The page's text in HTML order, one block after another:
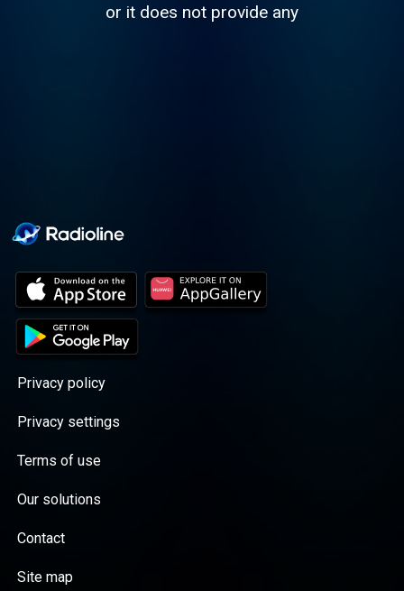
or it does not provide any
Privacy policy
Privacy settings
Terms of use
Our solutions
Contact
Site map